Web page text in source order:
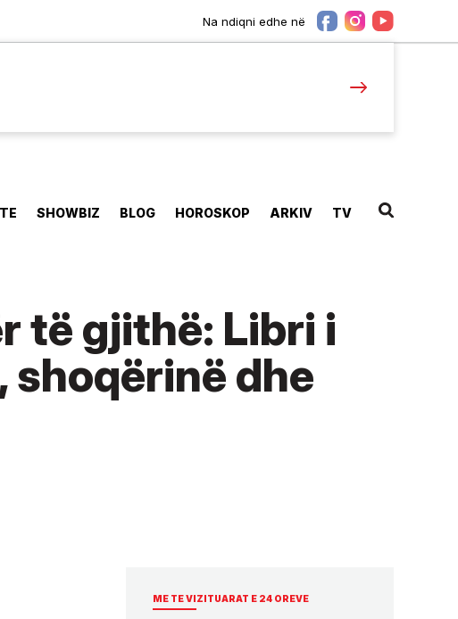
Na ndiqni edhe në
SHOWBIZ BLOG HOROSKOP ARKIV TV
të gjithë: Libri i
shoqërinë dhe
ME TE VIZITUARAT E 24 OREVE